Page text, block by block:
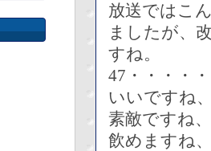
放送ではこ
ましたが、
すね。
47・・・・
いいですね
素敵ですね
飲めますね